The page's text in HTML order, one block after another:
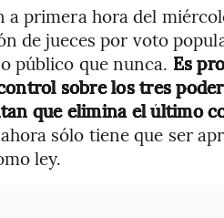
a primera hora del
de jueces por voto
público que nunca. Es
sobre los tres
que elimina el último
sólo tiene que ser
ley.